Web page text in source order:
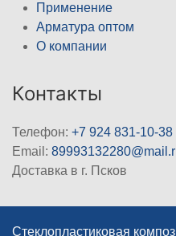
Применение
Арматура оптом
О компании
Контакты
Телефон: +7 924 831-10-38
Email:
Доставка в г. Псков
Стеклопластиковая